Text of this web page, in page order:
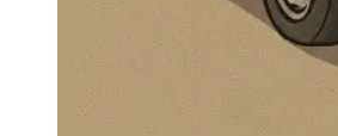
Navigație Ford
Navigație Ford
Navigație Ford